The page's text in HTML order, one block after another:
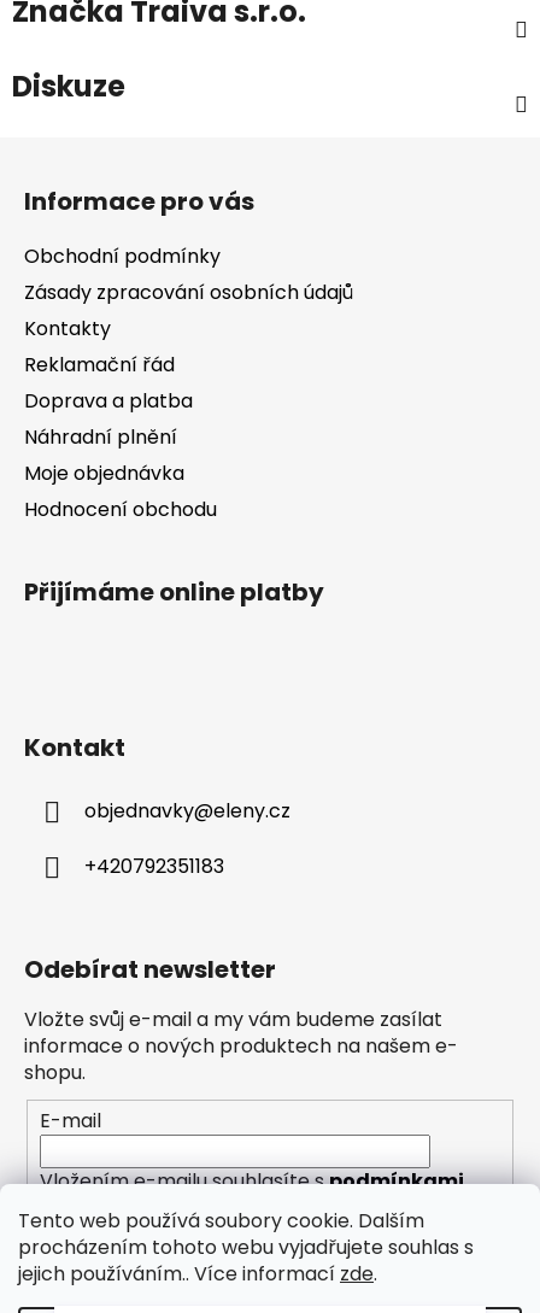
Tento web používá soubory cookie. Dalším
procházením tohoto webu vyjadřujete souhlas s
jejich používáním.. Více informací zde.
Značka Traiva s.r.o.
Diskuze
Informace pro vás
Obchodní podmínky
Zásady zpracování osobních údajů
Kontakty
Reklamační řád
Doprava a platba
Náhradní plnění
Moje objednávka
Hodnocení obchodu
Přijímáme online platby
Kontakt
objednavky@eleny.cz
+420792351183
Odebírat newsletter
Vložte svůj e-mail a my vám budeme zasílat
informace o nových produktech na našem e-
shopu.
E-mail
Vložením e-mailu souhlasíte spodmínkami
ochrany osobních údajů
PŘIHLÁSIT SE